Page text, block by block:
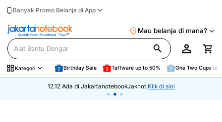
Banyak Promo Belanja di App
Mau belanja di mana?
Kategori Birthday Sale Taffware up to 50% One Two Cups up
12.12 Ada di JakartanotebookJaknot Klik di sini
• • •